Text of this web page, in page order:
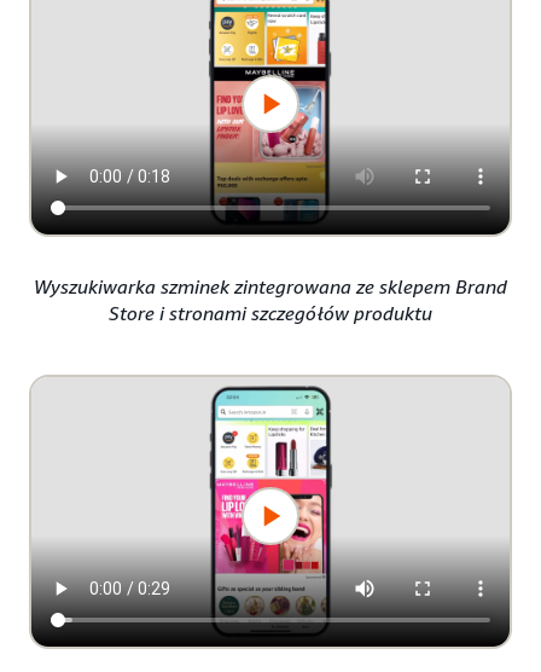
Wyszukiwarka szminek zintegrowana ze sklepem Brand
Store i stronami szczegółów produktu